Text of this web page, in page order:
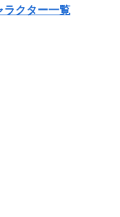
ラクター一覧